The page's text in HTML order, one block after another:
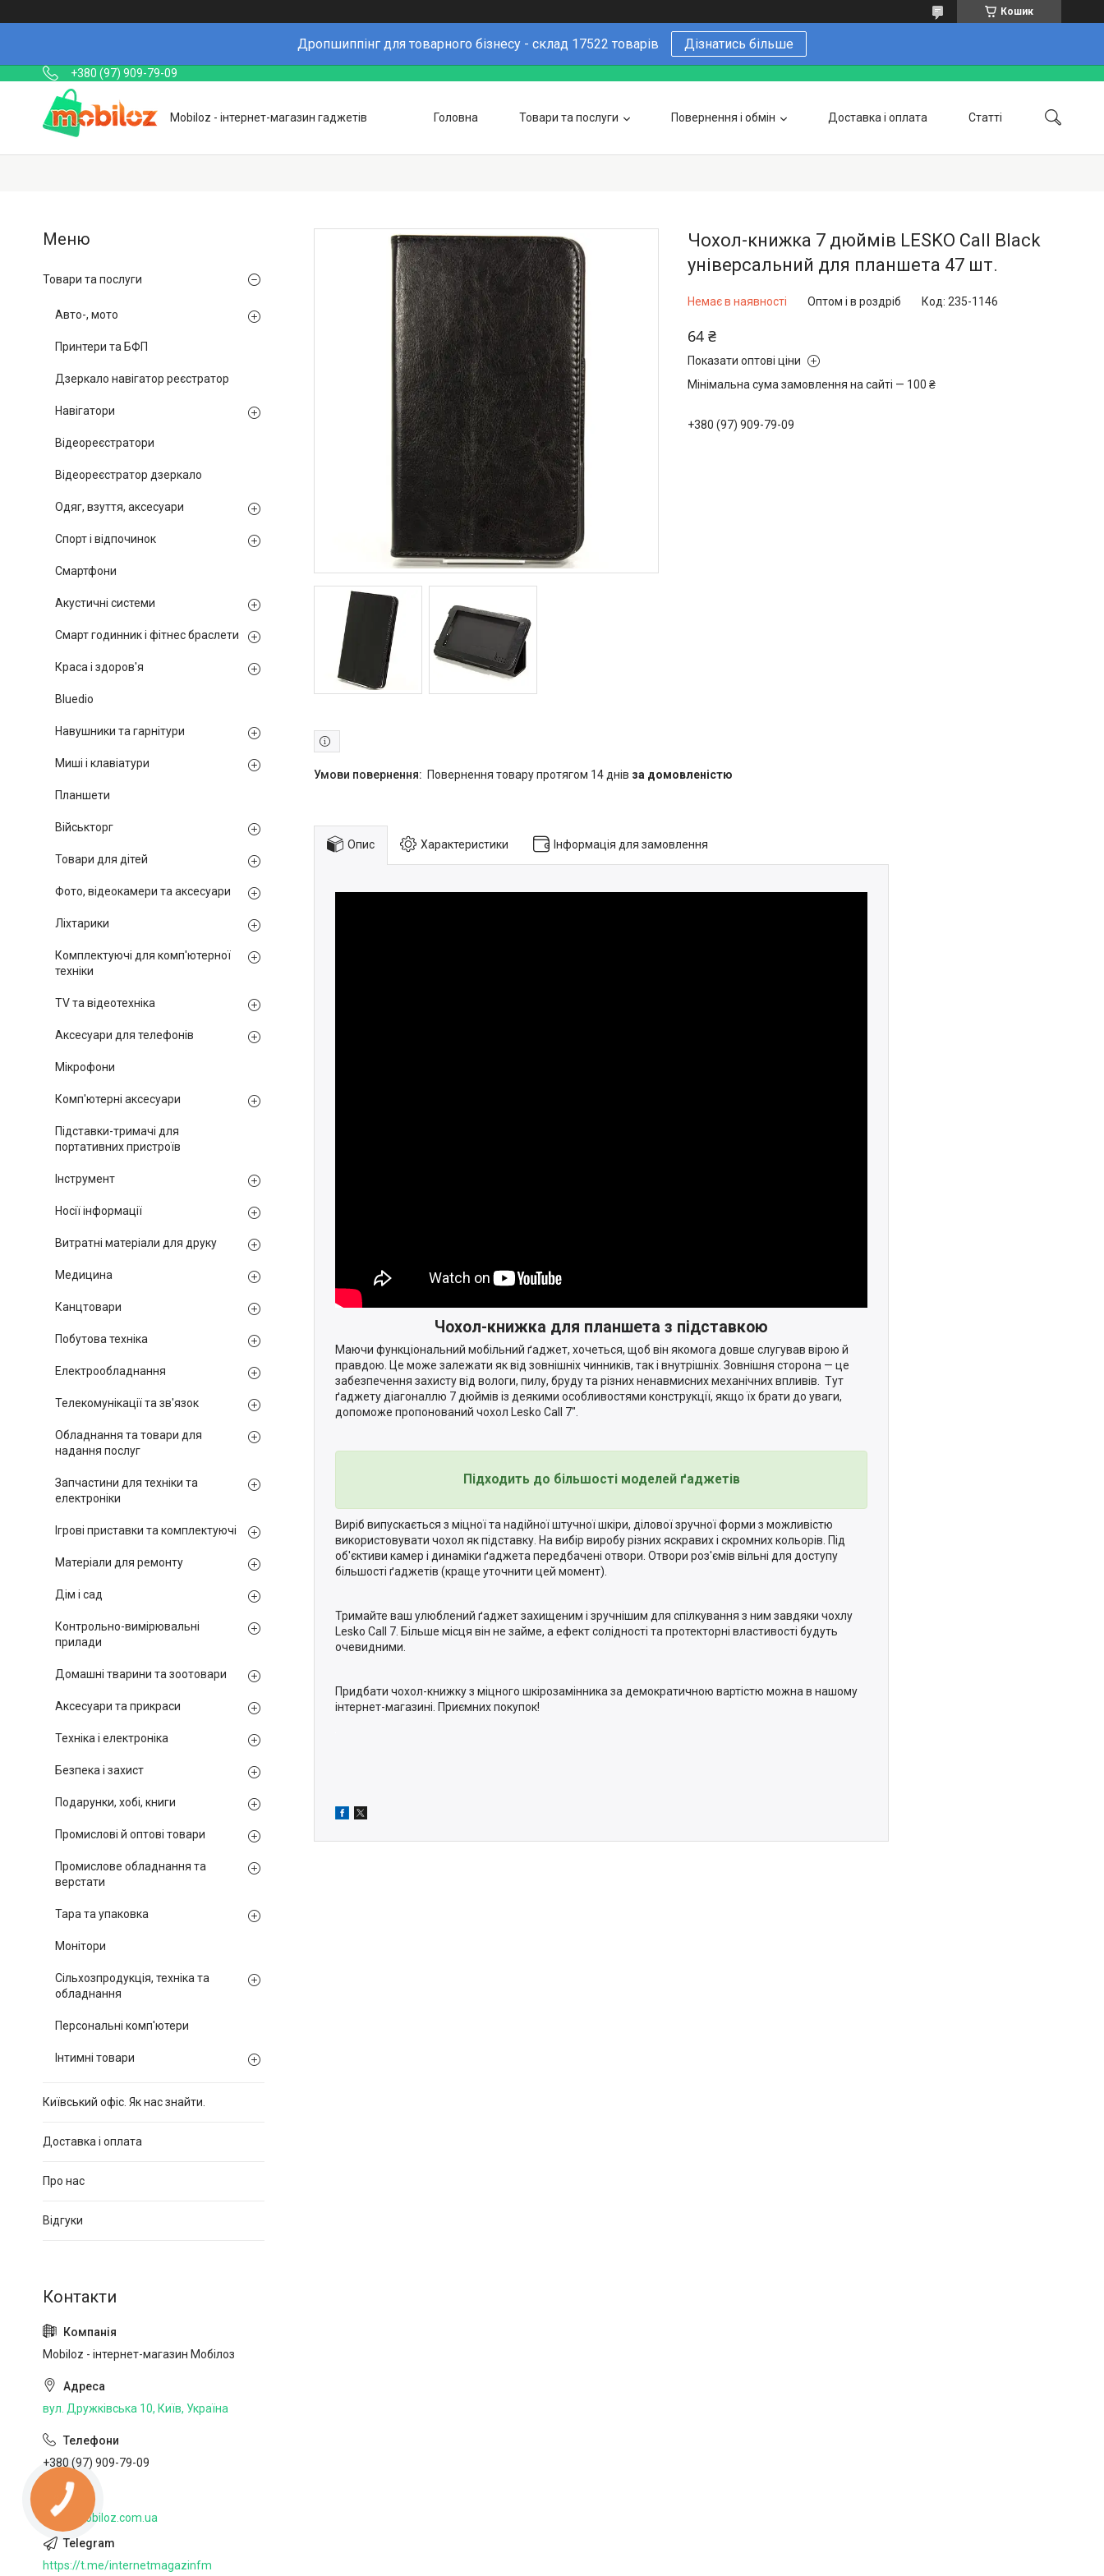
Кошик
Дропшиппінг для товарного бізнесу - склад 17522 товарів Дізнатись більше
+380 (97) 909-79-09
Mobiloz - інтернет-магазин гаджетів Головна Товари та послуги Повернення і обмін Доставка і оплата Статті
Оптовим покупцям Напишіть нам в Telegram Фотогалерея
Чохол-книжка 7 дюймів LESKO Call Black
універсальний для планшета 47 шт.
Немає в наявності Оптом і в роздріб Код: 235-1146
64 ₴
Показати оптові ціни
Мінімальна сума замовлення на сайті — 100 ₴
+380 (97) 909-79-09
повернення товару протягом 14 днів за домовленістю
Опис Характеристики Інформація для замовлення
Чохол-книжка для планшета з підставкою
Маючи функціональний мобільний ґаджет, хочеться, щоб він якомога довше слугував вірою й
правдою. Це може залежати як від зовнішніх чинників, так і внутрішніх. Зовнішня сторона — це
забезпечення захисту від вологи, пилу, бруду та різних ненавмисних механічних впливів. Тут
ґаджету діагоналлю 7 дюймів із деякими особливостями конструкції, якщо їх брати до уваги,
допоможе пропонований чохол Lesko Call 7".
Підходить до більшості моделей ґаджетів
Виріб випускається з міцної та надійної штучної шкіри, ділової зручної форми з можливістю
використовувати чохол як підставку. На вибір виробу різних яскравих і скромних кольорів. Під
об'єктиви камер і динаміки ґаджета передбачені отвори. Отвори роз'ємів вільні для доступу
більшості ґаджетів (краще уточнити цей момент).
Тримайте ваш улюблений ґаджет захищеним і зручнішим для спілкування з ним завдяки чохлу
Lesko Call 7. Більше місця він не займе, а ефект солідності та протекторні властивості будуть
очевидними.
Придбати чохол-книжку з міцного шкірозамінника за демократичною вартістю можна в нашому
інтернет-магазині. Приємних покупок!
Товари та послуги
Авто-, мото
Принтери та БФП
Дзеркало навігатор реєстратор
Навігатори
Відеореєстратори
Відеореєстратор дзеркало
Одяг, взуття, аксесуари
Спорт і відпочинок
Смартфони
Акустичні системи
Смарт годинник і фітнес браслети
Краса і здоров'я
Bluedio
Навушники та гарнітури
Миші і клавіатури
Планшети
Військторг
Товари для дітей
Фото, відеокамери та аксесуари
Ліхтарики
Комплектуючі для комп'ютерної
техніки
TV та відеотехніка
Аксесуари для телефонів
Мікрофони
Комп'ютерні аксесуари
Підставки-тримачі для
портативних пристроїв
Інструмент
Носії інформації
Витратні матеріали для друку
Медицина
Канцтовари
Побутова техніка
Електрообладнання
Телекомунікації та зв'язок
Обладнання та товари для
надання послуг
Запчастини для техніки та
електроніки
Ігрові приставки та комплектуючі
Матеріали для ремонту
Дім і сад
Контрольно-вимірювальні
прилади
Домашні тварини та зоотовари
Аксесуари та прикраси
Техніка і електроніка
Безпека і захист
Подарунки, хобі, книги
Промислові й оптові товари
Промислове обладнання та
верстати
Тара та упаковка
Монітори
Сільхозпродукція, техніка та
обладнання
Персональні комп'ютери
Інтимні товари
Київський офіс. Як нас знайти.
Доставка і оплата
Про нас
Відгуки
Mobiloz - інтернет-магазин Мобілоз
вул. Дружківська 10, Київ, Україна
+380 (97) 909-79-09
http://mobiloz.com.ua
https://t.me/internetmagazinfm